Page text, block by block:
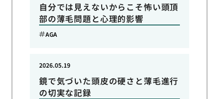
自分では見えないからこそ怖い頭頂
部の薄毛問題と心理的影響
AGA
鏡で気づいた頭皮の硬さと薄毛進行
の切実な記録
2026.05.19